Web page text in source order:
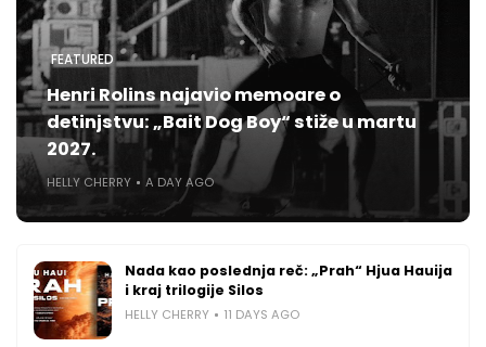
FEATURED
Henri Rolins najavio memoare o
detinjstvu: „Bait Dog Boy“ stiže u martu
2027.
HELLY CHERRY A DAY AGO
Nada kao poslednja reč: „Prah“ Hjua Hauija
i kraj trilogije Silos
HELLY CHERRY 11 DAYS AGO